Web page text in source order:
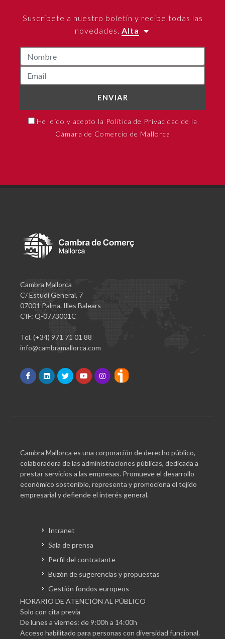
Suscríbete a nuestro boletín y recibe todas las
novedades. Alta
ENVIAR
He leído y acepto la Política de Privacidad de la
Cámara de Comercio de Mallorca
Cambra Mallorca
C/ Estudi General, 7
07001 Palma. Illes Balears
CIF: Q-0773001C
Tel. (+34) 971 71 01 88
info@cambramallorca.com
Cambra Mallorca es una corporación de derecho público,
colaboradora de las administraciones públicas, dedicada a
prestar servicios a las empresas. Promueve el desarrollo
económico sostenible, representa y promociona el tejido
empresarial y defiende el interés general.
Intranet
Sala de prensa
Perfil del contratante
Buzón de sugerencias y propuestas
Gestión fondos europeos
HORARIO DE ATENCIÓN AL PÚBLICO
Solo con cita previa
De lunes a viernes: de 9:00h a 14:00h
Acceso habilitado para personas con diversidad funcional.